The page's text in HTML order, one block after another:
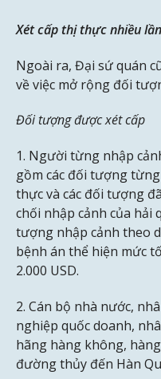
Xét cấp thị thực nhiều lần
Ngoài ra, Đại sứ quán
về việc mở rộng đối
Đối tượng được xét cấp
1. Người từng nhập
gồm các đối tượng
thực và các đối tượng
chối nhập cảnh của hải
tượng nhập cảnh theo
bệnh án thể hiện mức
2.000 USD.
2. Cán bộ nhà nước,
nghiệp quốc doanh,
hãng hàng không,
đường thủy đến Hàn